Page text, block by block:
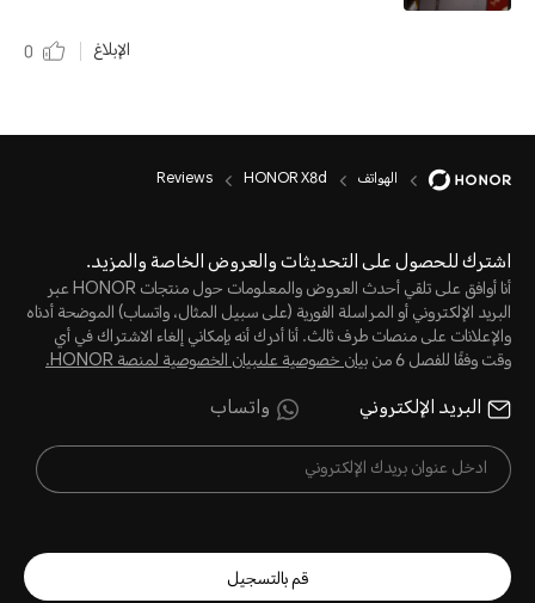
الإبلاغ 0
الهواتف HONOR X8d
Reviews
اشترك للحصول على التحديثات والعروض الخاصة والمزيد.
أنا أوافق على تلقي أحدث العروض والمعلومات حول منتجات HONOR عبر
البريد الإلكتروني أو المراسلة الفورية (على سبيل المثال، واتساب) الموضحة أدناه
والإعلانات على منصات طرف ثالث. أنا أدرك أنه بإمكاني إلغاء الاشتراك في أي
وقت وفقًا للفصل 6 من
بيان خصوصية علىبيان الخصوصية لمنصة HONOR‬.
البريد الإلكتروني واتساب
قم بالتسجيل